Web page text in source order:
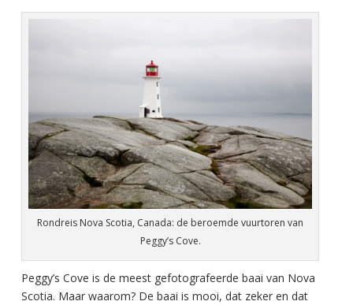
Rondreis Nova Scotia, Canada: de beroemde vuurtoren van
Peggy’s Cove.
Peggy’s Cove is de meest gefotografeerde baai van Nova
Scotia. Maar waarom? De baai is mooi, dat zeker en dat